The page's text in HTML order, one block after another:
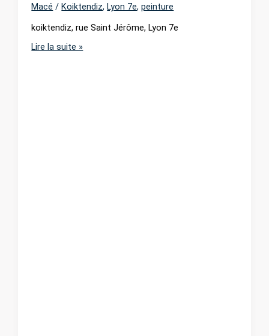
Macé /Koiktendiz,Lyon 7e,peinture
koiktendiz, rue Saint Jérôme, Lyon 7e
koiktendiz,
Lire la suite »